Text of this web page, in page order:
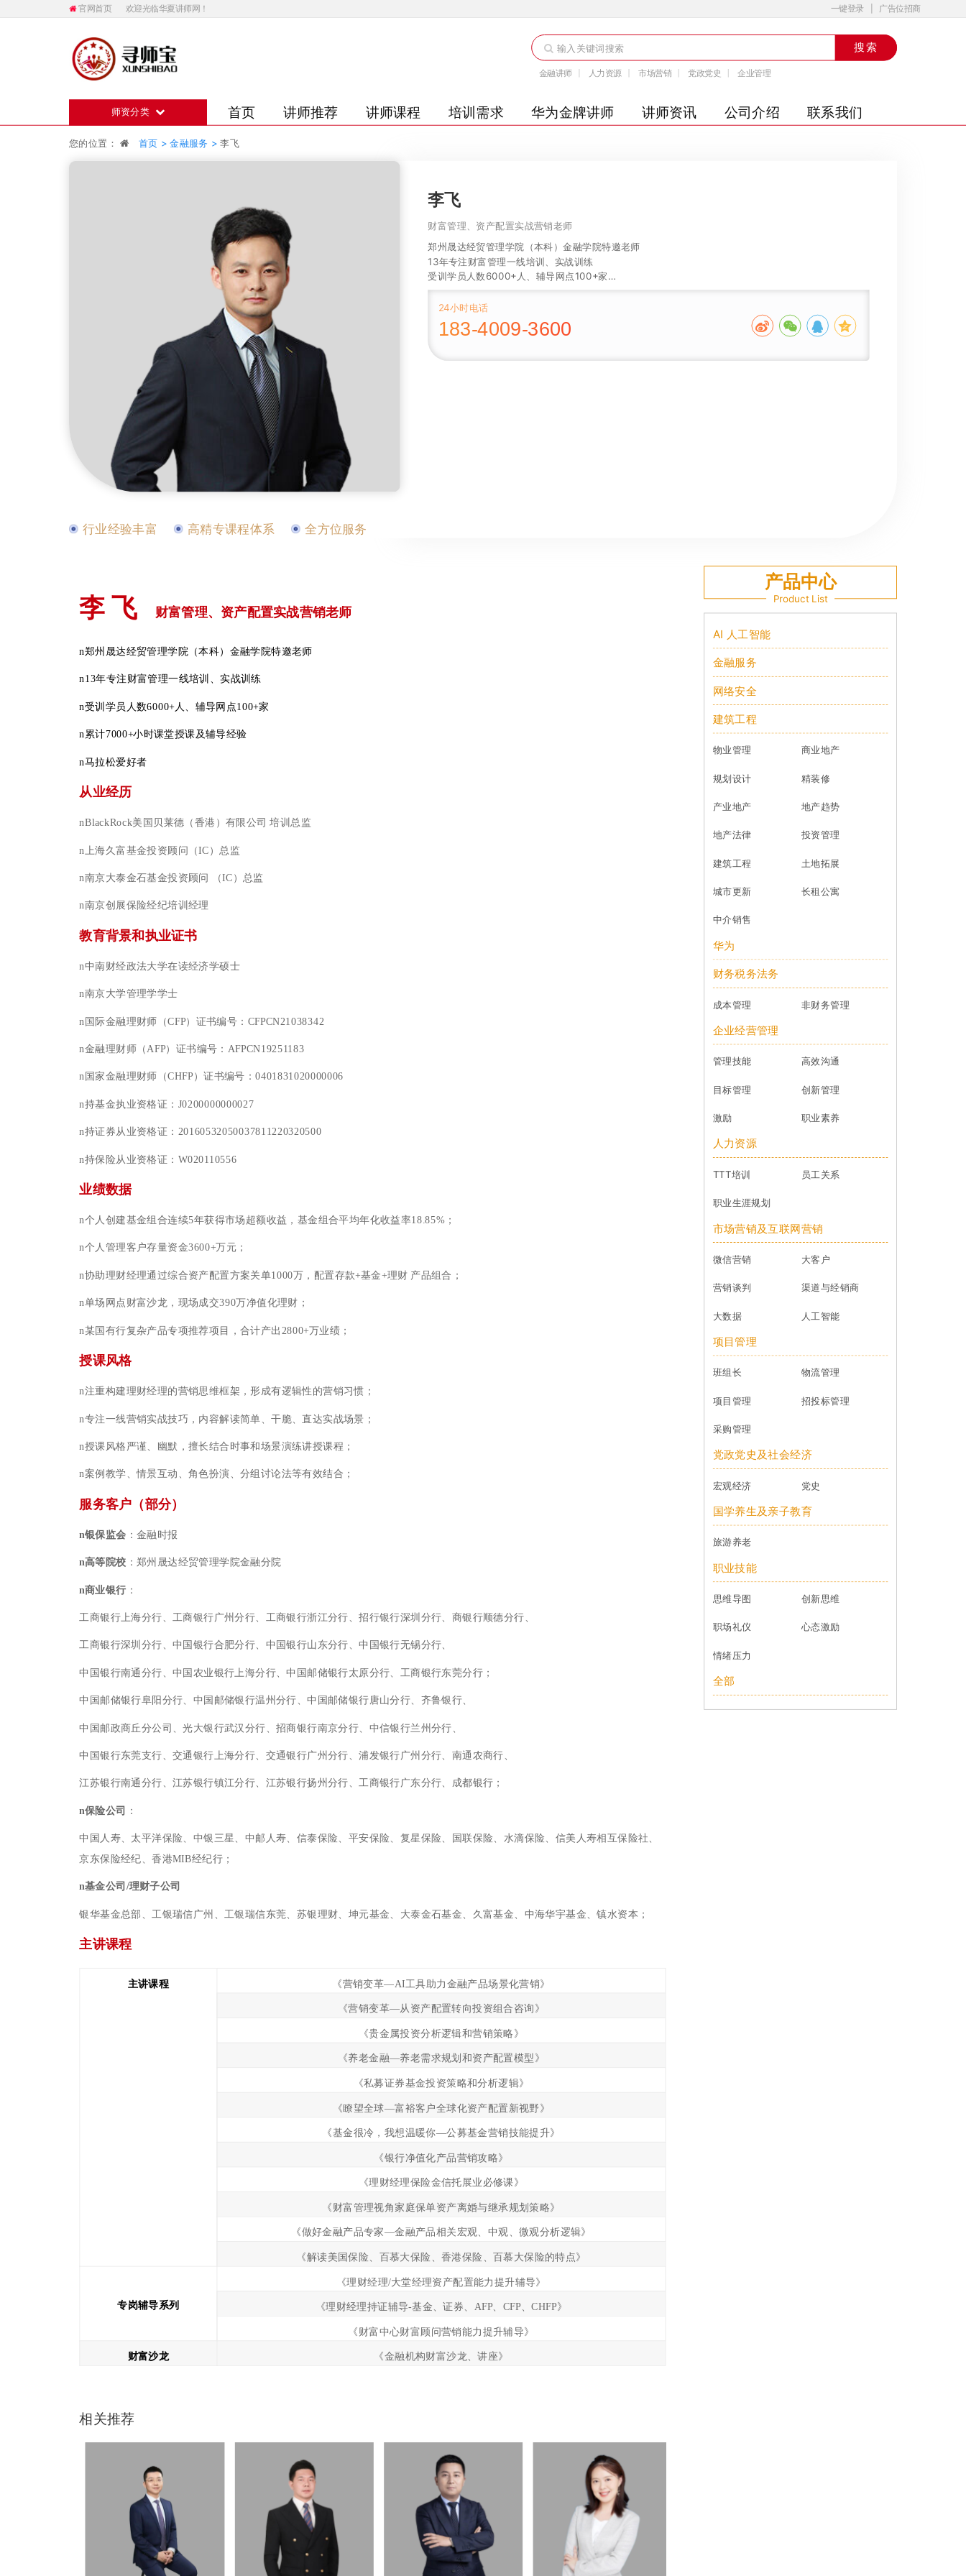
官网首页 欢迎光临华夏讲师网！ 一键登录 广告位招商
搜索
金融讲师 人力资源 市场营销 党政党史 企业管理
师资分类 首页 讲师推荐 讲师课程 培训需求 华为金牌讲师 讲师资讯 公司介绍 联系我们
您的位置： 首页 >金融服务 >李飞
行业经验丰富 高精专课程体系 全方位服务
李飞
财富管理、资产配置实战营销老师
郑州晟达经贸管理学院（本科）金融学院特邀老师
13年专注财富管理一线培训、实战训练
受训学员人数6000+人、辅导网点100+家
24小时电话
183-4009-3600
李 飞 财富管理、资产配置实战营销老师
n郑州晟达经贸管理学院（本科）金融学院特邀老师
n13年专注财富管理一线培训、实战训练
n受训学员人数6000+人、辅导网点100+家
n累计7000+小时课堂授课及辅导经验
n马拉松爱好者
从业经历
nBlackRock美国贝莱德（香港）有限公司 培训总监
n 上海久富基金投资顾问（IC）总监
n南京大泰金石基金投资顾问 （IC）总监
n南京创展保险经纪培训经理
教育背景和执业证书
n中南财经政法大学在读经济学硕士
n南京大学管理学学士
n 国际金融理财师（CFP）证书编号： CFPCN21038342
n金融理财师（AFP）证书编号： AFPCN19251183
n 国家金融理财师（CHFP）证书编号：0401831020000006
n持基金执业资格证： J0200000000027
n持证券从业资格证： 20160532050037811220320500
n持保险从业资格证：W020110556
业绩数据
n个人创建基金组合连续5年获得市场超额收益，基金组合平均年化收益率18.85%；
n个人管理客户存量资金3600+万元；
n协助理财经理通过综合资产配置方案关单1000万，配置存款+基金+理财 产品组合；
n单场网点财富沙龙，现场成交390万净值化理财；
n某国有行复杂产品专项推荐项目，合计产出2800+万业绩；
授课风格
n注重构建理财经理的营销思维框架，形成有逻辑性的营销习惯；
n专注一线营销实战技巧，内容解读简单、干脆、直达实战场景；
n授课风格严谨、幽默，擅长结合时事和场景演练讲授课程；
n案例教学、情景互动、角色扮演、分组讨论法等有效结合；
服务客户（部分）
n银保监会 ：金融时报
n高等院校 ：郑州晟达经贸管理学院金融分院
n商业银行：
工商银行上海分行、工商银行广州分行、工商银行浙江分行、招行银行深圳分行、商银行顺德分行、
工商银行深圳分行、中国银行合肥分行、中国银行山东分行、中国银行无锡分行、
中国银行南通分行、中国农业银行上海分行、中国邮储银行太原分行、工商银行东莞分行；
中国邮储银行阜阳分行、中国邮储银行温州分行、中国邮储银行唐山分行、齐鲁银行、
中国邮政商丘分公司、光大银行武汉分行、招商银行南京分行、中信银行兰州分行、
中国银行东莞支行、交通银行上海分行、交通银行广州分行、浦发银行广州分行、南通农商行、
江苏银行南通分行、江苏银行镇江分行、江苏银行扬州分行、工商银行广东分行、成都银行；
n保险公司 ：
中国人寿、太平洋保险、中银三星、中邮人寿、信泰保险、平安保险、复星保险、国联保险、水滴保险、 信美人寿相互保险社、
京东保险经纪、香港MIB经纪行；
n基金公司/理财子公司
银华基金总部、工银瑞信广州、工银瑞信东莞、苏银理财、坤元基金、大泰金石基金、久富基金、中海华宇基金、镇水资本；
主讲课程
主讲课程 《营销变革—AI工具助力金融产品场景化营销》
《营销变革—从资产配置转向投资组合咨询》
《贵金属投资分析逻辑和营销策略》
《养老金融—养老需求规划和资产配置模型》
《私募证券基金投资策略和分析逻辑》
《瞭望全球—富裕客户全球化资产配置新视野》
《基金很冷，我想温暖你—公募基金营销技能提升》
《银行净值化产品营销攻略》
《理财经理保险金信托展业必修课》
《财富管理视角家庭保单资产离婚与继承规划策略》
《做好金融产品专家—金融产品相关宏观、中观、微观分析逻辑》
《解读美国保险、百慕大保险、香港保险、百慕大保险的特点》
专岗辅导系列
《理财经理/大堂经理资产配置能力提升辅导》
《理财经理持证辅导-基金、证券、AFP、CFP、CHFP》
《财富中心财富顾问营销能力提升辅导》
财富沙龙 《金融机构财富沙龙、讲座》
相关推荐
产品中心
Product List
AI 人工智能
金融服务
网络安全
建筑工程
物业管理 商业地产
规划设计 精装修
产业地产 地产趋势
地产法律 投资管理
建筑工程 土地拓展
城市更新 长租公寓
中介销售
华为
财务税务法务
成本管理 非财务管理
企业经营管理
管理技能 高效沟通
目标管理 创新管理
激励 职业素养
人力资源
TTT培训 员工关系
职业生涯规划
市场营销及互联网营销
微信营销 大客户
营销谈判 渠道与经销商
大数据 人工智能
项目管理
班组长 物流管理
项目管理 招投标管理
采购管理
党政党史及社会经济
宏观经济 党史
国学养生及亲子教育
旅游养老
职业技能
思维导图 创新思维
职场礼仪 心态激励
情绪压力
全部